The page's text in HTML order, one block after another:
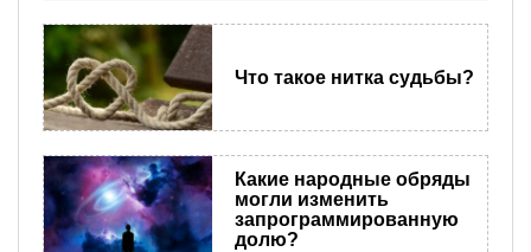
Что такое нитка судьбы?
Какие народные обряды
могли изменить
запрограммированную
долю?